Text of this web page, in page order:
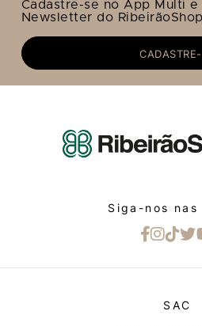
Cadastre-se no App Multi e
Newsletter do
CADASTRE-
Siga-nos nas
SAC